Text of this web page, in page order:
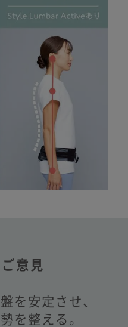
意見
を安定させ、
を整える。